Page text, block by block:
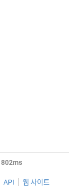
802ms
API 웹 사이트